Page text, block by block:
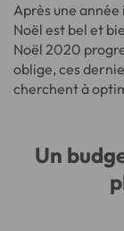
Après une
Noël est bel et
Noël 2020
oblige, ces
cherchent à
Un